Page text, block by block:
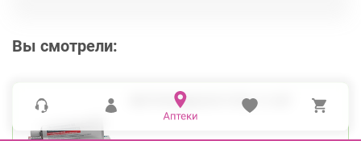
Вы смотрели:
МЕТРОНИДАЗОЛ ГЕЛЬ 1% 30Г